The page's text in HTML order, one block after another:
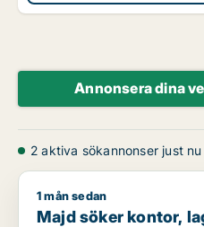
Annonsera dina
2 aktiva sökannonser just nu
Majd söker kontor, lager,
1 mån sedan
Majd söker kontor,